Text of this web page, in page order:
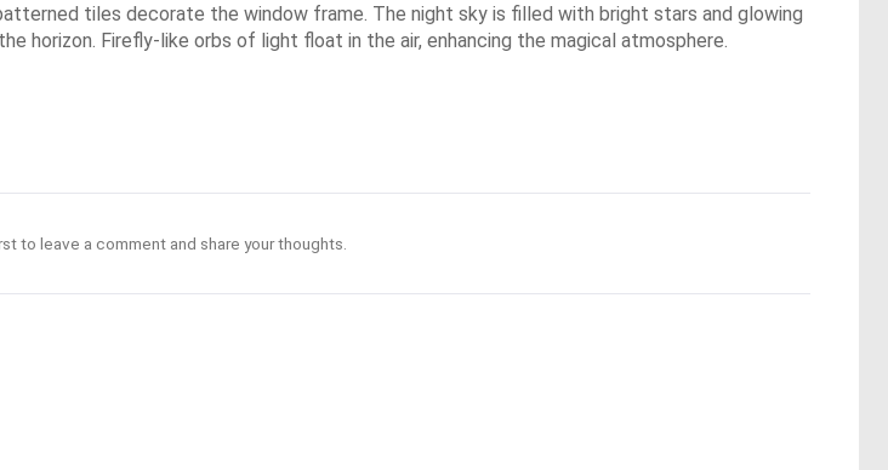
tiles decorate the window frame. The night sky is filled with bright stars and glowing
horizon. Firefly-like orbs of light float in the air, enhancing the magical atmosphere.
to leave a comment and share your thoughts.